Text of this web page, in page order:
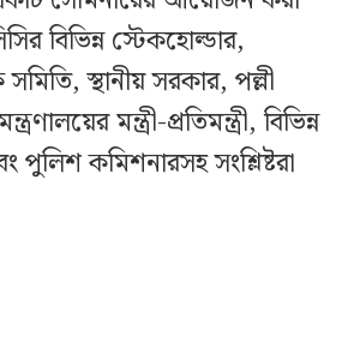
বিভিন্ন স্টেকহোল্ডার,
স্থানীয় সরকার, পল্লী
মন্ত্রী-প্রতিমন্ত্রী, বিভিন্ন
পুলিশ কমিশনারসহ সংশ্লিষ্টরা